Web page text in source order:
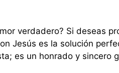
verdadero? Si deseas
Jesús es la solución
es un honrado y sincero